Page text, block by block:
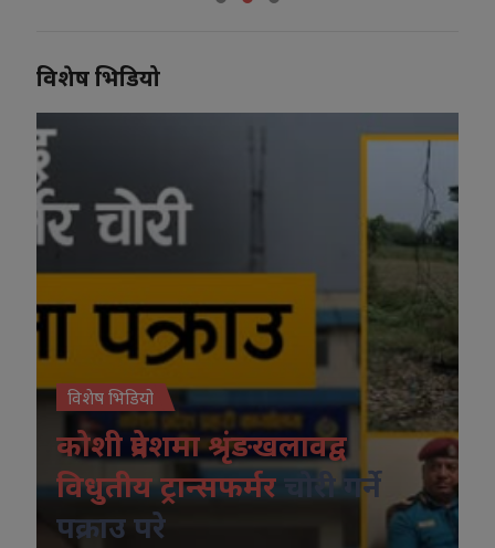
विशेष भिडियो
विशेष भिडियो
कोशी प्रदेशमा श्रृंङखलावद्व
विधुतीय ट्रान्सफर्मर
चोरी गर्ने
पक्राउ परे